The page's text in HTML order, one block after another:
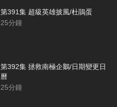
第391集 超級英雄披風/杜鵑蛋
25分鐘
第392集 拯救南極企鵝/日期變更日
曆
25分鐘